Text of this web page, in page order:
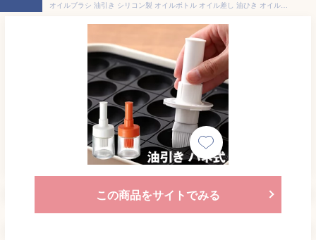
オイルブラシ 油引き シリコン製 オイルボトル オイル差し 油ひき オイルポット キッチンツール 油引きブラシ たこ焼き ホットプレート 鍋 フライパン 便利グッズ［ フォルマワンプッシュ油引き バネ式 ］
この商品をサイトでみる